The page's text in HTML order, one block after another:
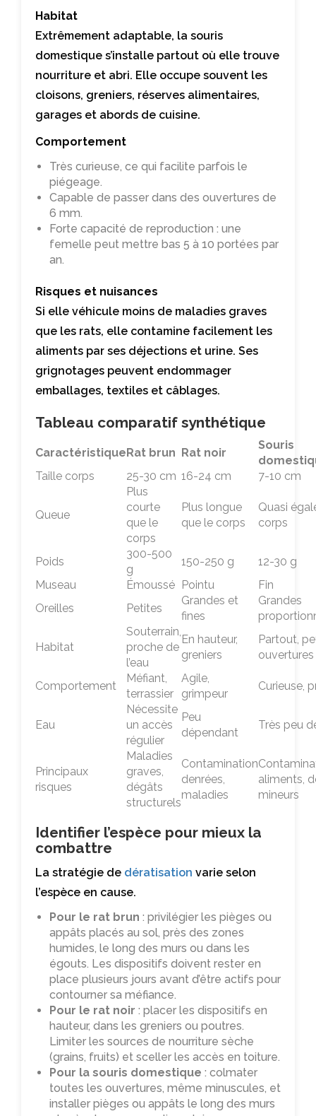
Habitat
Extrêmement adaptable, la souris
domestique s’installe partout où elle trouve
nourriture et abri. Elle occupe souvent les
cloisons, greniers, réserves alimentaires,
garages et abords de cuisine.
Comportement
Très curieuse, ce qui facilite parfois le
piégeage.
Capable de passer dans des ouvertures de
6 mm.
Forte capacité de reproduction : une
femelle peut mettre bas 5 à 10 portées par
an.
Risques et nuisances
Si elle véhicule moins de maladies graves
que les rats, elle contamine facilement les
aliments par ses déjections et urine. Ses
grignotages peuvent endommager
emballages, textiles et câblages.
Tableau comparatif synthétique
Caractéristique Rat brun Rat noir
Souris
Taille corps
25-30 cm 16-24 cm 7-10 cm
Queue
Plus
courte
que le
corps
Plus longue
que le corps
Quasi
corps
Poids
300-500
g
150-250 g
12-30 g
Museau
Émoussé Pointu
Fin
Oreilles
Petites
Grandes et
fines
Grandes
Habitat
Souterrain,
proche de
l’eau
En hauteur,
greniers
Partout,
ouvertures
Comportement
Méfiant,
terrassier
Agile,
grimpeur
Curieuse,
Eau
Nécessite
un accès
régulier
Peu
dépendant
Très peu
Principaux
risques
Maladies
graves,
dégâts
structurels
Contamination
denrées,
maladies
aliments,
mineurs
Identifier l’espèce pour mieux la
combattre
La stratégie de dératisation varie selon
l’espèce en cause.
Pour le rat brun : privilégier les pièges ou
appâts placés au sol, près des zones
humides, le long des murs ou dans les
égouts. Les dispositifs doivent rester en
place plusieurs jours avant d’être actifs pour
contourner sa méfiance.
Pour le rat noir : placer les dispositifs en
hauteur, dans les greniers ou poutres.
Limiter les sources de nourriture sèche
(grains, fruits) et sceller les accès en toiture.
Pour la souris domestique : colmater
toutes les ouvertures, même minuscules, et
installer pièges ou appâts le long des murs